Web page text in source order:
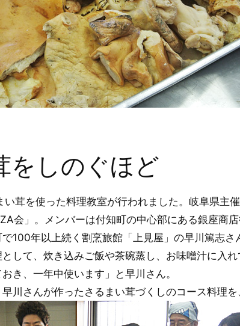
をしのぐほど
茸を使った料理教室が行われました。岐阜県主
会」。メンバーは付知町の中心部にある銀座商
100年以上続く割烹旅館「上見屋」の早川篤志
として、炊き込みご飯や茶碗蒸し、お味噌汁に
き、一年中使います」と早川さん。
川さんが作ったさるまい茸づくしのコース料理を